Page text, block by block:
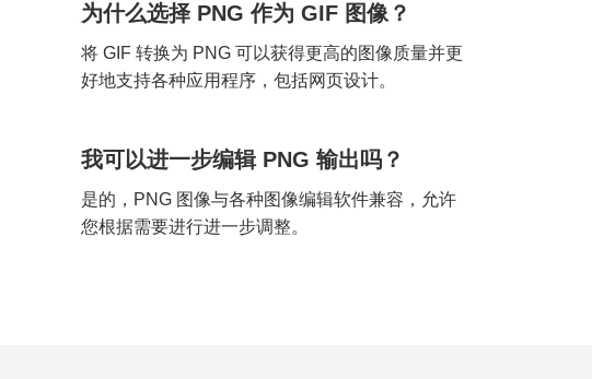
为什么选择 PNG 作为 GIF 图像？
将 GIF 转换为 PNG 可以获得更高的图像质量并更
好地支持各种应用程序，包括网页设计。
我可以进一步编辑 PNG 输出吗？
是的，PNG 图像与各种图像编辑软件兼容，允许
您根据需要进行进一步调整。